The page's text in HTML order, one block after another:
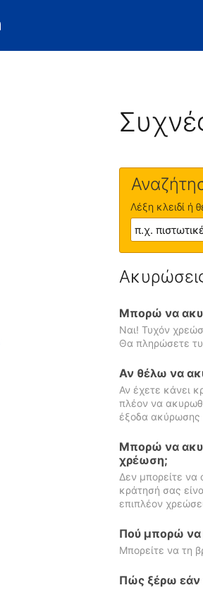
Λέξη κλειδί ή
Μπορώ να
Ναι! Τυχόν
Θα πληρώσετε
Αν θέλω να
Αν έχετε κάνει
πλέον να
έξοδα ακύρωσης
Μπορώ να
χρέωση;
Δεν μπορείτε να
κράτησή σας
επιπλέον
Πού μπορώ να
Μπορείτε να τη
Πώς ξέρω εάν